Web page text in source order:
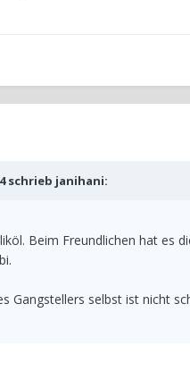
schrieb janihani:
Beim Freundlichen hat es
Gangstellers selbst ist nicht